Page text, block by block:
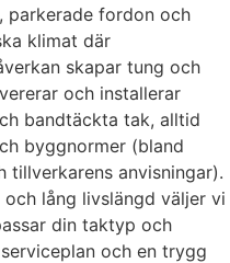
parkerade fordon och
klimat där
skapar tung och
och installerar
bandtäckta tak, alltid
byggnormer (bland
tillverkarens anvisningar).
lång livslängd väljer vi
din taktyp och
och en trygg